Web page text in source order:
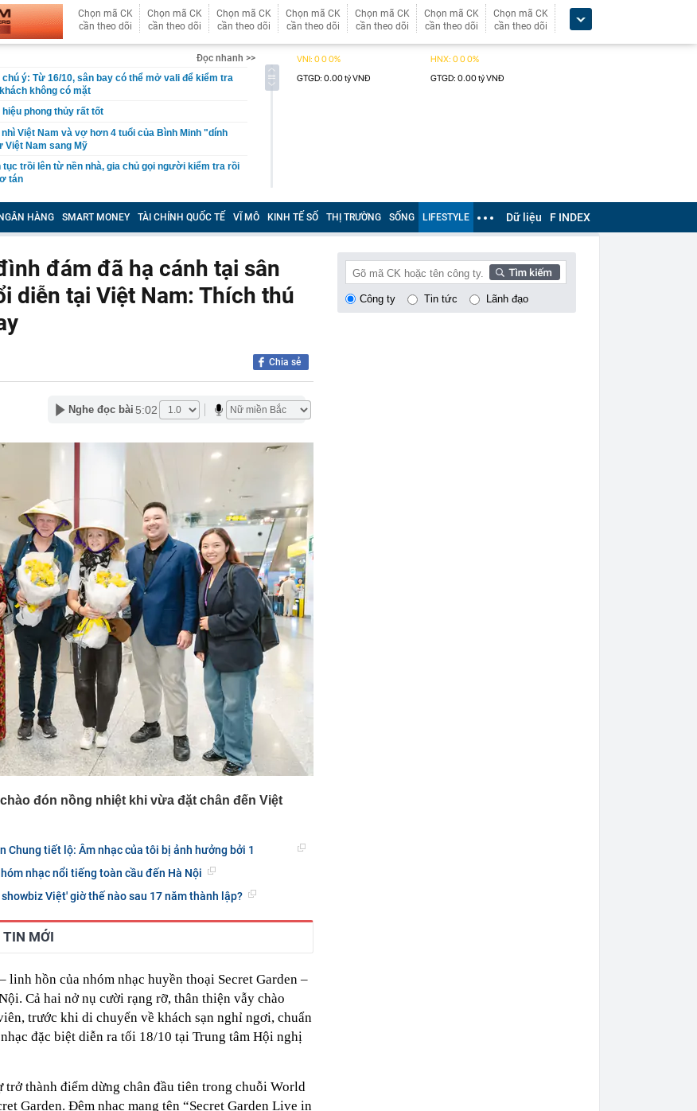
Chọn mã CK
cần theo dõi
Chọn mã CK
cần theo dõi
Chọn mã CK
cần theo dõi
Chọn mã CK
cần theo dõi
Chọn mã CK
cần theo dõi
Chọn mã CK
cần theo dõi
Chọn mã CK
cần theo dõi
Đọc nhanh >>
chú ý: Từ 16/10, sân bay có thể mở vali để kiểm tra
không có mặt
phong thủy rất tốt
nhì Việt Nam và vợ hơn 4 tuổi của Bình Minh "dính
Việt Nam sang Mỹ
tục trồi lên từ nền nhà, gia chủ gọi người kiểm tra rồi
tán
tỷ giờ bán cà phê ở phường Hoà Hưng (TP.HCM),
"vỡ trận"
người phụ nữ sốt cao liên tục, phổi tổn thương hơn
cảnh báo nóng, tuyên bố hành động pháp lý
bánh xe ô tô ở khu đô thị Hà Nội
dụng Android có thể âm thầm theo dõi vị trí người
tập
công 'chây ì' bàn giao mặt bằng
ty vệ sinh phải mất 2 ngày tìm lại
tại Mi Hồng, Bảo Tín Mạnh Hải, DOJI, SJC, PNJ,…
trại lợn ở Trung Quốc rơi vào cảnh tán gia bại sản,
vì án oan
Tây là tiểu thư nhưng gia đình phá sản, được
mang 20 cây vàng hỏi cưới
thẻ ngân hàng nghĩa là gì?
được 97 triệu đồng tiền chuyển khoản nhầm liền
sau được công an thông báo: “Chị đang nợ tiền
xe máy chạy show, rất đắt show
NGÂN HÀNG SMART MONEY TÀI CHÍNH QUỐC TẾ VĨ MÔ KINH TẾ SỐ THỊ TRƯỜNG SỐNG LIFESTYLE Dữ liệu F INDEX
đám đã hạ cánh tại sân
diễn tại Việt Nam: Thích thú
Chia sẻ
Nghe đọc bài 5:02
đón nồng nhiệt khi vừa đặt chân đến Việt
Chung tiết lộ: Âm nhạc của tôi bị ảnh hưởng bởi 1
nhạc nổi tiếng toàn cầu đến Hà Nội
Việt' giờ thế nào sau 17 năm thành lập?
TIN MỚI
hồn của nhóm nhạc huyền thoại Secret Garden –
Cả hai nở nụ cười rạng rỡ, thân thiện vẫy chào
trước khi di chuyển về khách sạn nghỉ ngơi, chuẩn
đặc biệt diễn ra tối 18/10 tại Trung tâm Hội nghị
thành điểm dừng chân đầu tiên trong chuỗi World
Garden. Đêm nhạc mang tên “Secret Garden Live in
Công ty Tin tức Lãnh đạo